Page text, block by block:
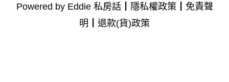
Powered by Eddie 私房話┃ 隱私權政策┃ 免責聲
明
退款(貨)政策